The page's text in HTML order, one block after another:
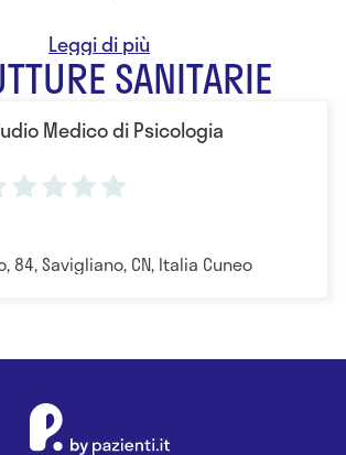
Scuola post-universitaria di
sperimentale, C.I.I.C.S
Scuola Superiore di
Autogeno presso Centro
Psicoterapia a Breve
SANITARIE
Medico di Psicologia
84, Savigliano, CN, Italia Cuneo